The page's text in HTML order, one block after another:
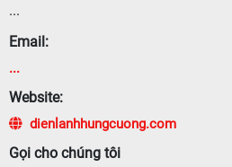
...
Email:
...
Website:
dienlanhhungcuong.com
Gọi cho chúng tôi